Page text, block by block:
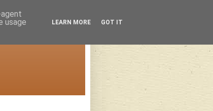
usage
LEARN MORE GOT IT